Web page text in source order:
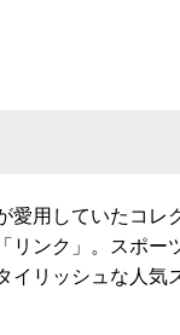
愛用していたコレ
リンク」。スポー
イリッシュな人気